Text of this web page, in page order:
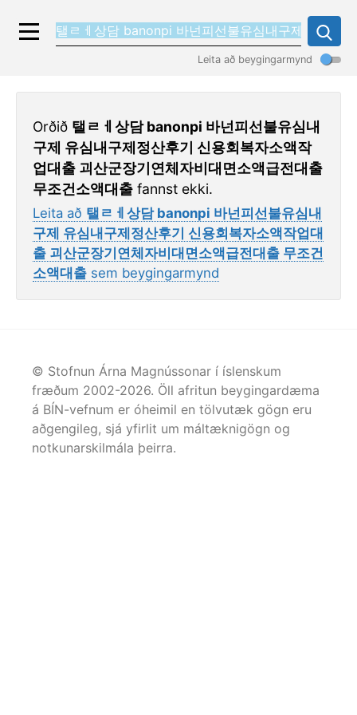
Leita að beygingarmynd
Orðið 탤ㄹㅔ상담 banonpi 바넌피선불유심내
구제 유심내구제정산후기 신용회복자소액작
업대출 괴산군장기연체자비대면소액급전대출
무조건소액대출 fannst ekki.
Leita að 탤ㄹㅔ상담 banonpi 바넌피선불유심내
구제 유심내구제정산후기 신용회복자소액작업대
출 괴산군장기연체자비대면소액급전대출 무조건
소액대출 sem beygingarmynd
© Stofnun Árna Magnússonar í íslenskum
fræðum 2002-2026. Öll afritun beygingardæma
á BÍN-vefnum er óheimil en tölvutæk gögn eru
aðgengileg, sjá yfirlit um máltæknigögn og
notkunarskilmála þeirra.